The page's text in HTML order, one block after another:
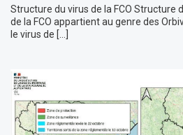
Structure du virus de la FCO Structure
de la FCO appartient au genre des
le virus de […]